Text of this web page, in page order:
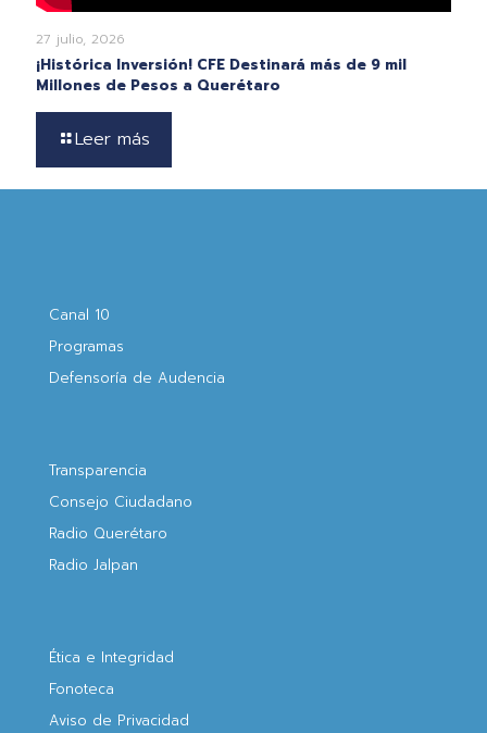
27 julio, 2026
¡Histórica Inversión! CFE Destinará más de 9 mil
Millones de Pesos a Querétaro
Leer más
Canal 10
Programas
Defensoría de Audencia
Transparencia
Consejo Ciudadano
Radio Querétaro
Radio Jalpan
Ética e Integridad
Fonoteca
Aviso de Privacidad